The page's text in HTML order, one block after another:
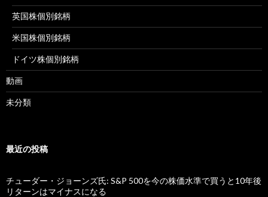
英国株個別銘柄
米国株個別銘柄
ドイツ株個別銘柄
動画
未分類
最近の投稿
チューダー・ジョーンズ氏: S&P 500を今の株価水準で買うと10年後
リターンはマイナスになる